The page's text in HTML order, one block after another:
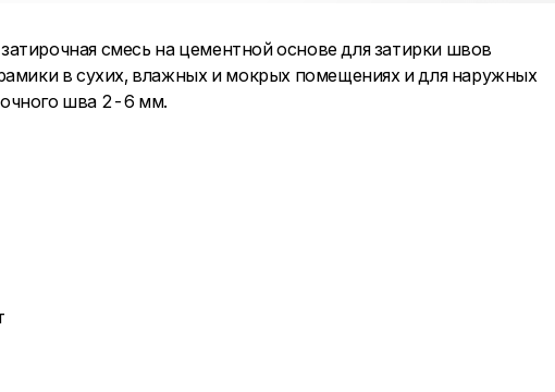
затирочная смесь на цементной основе для затирки швов
в сухих, влажных и мокрых помещениях и для наружных
шва 2-6 мм.